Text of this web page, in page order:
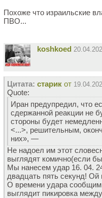
Похоже что израильские
ПВО...
koshkoed
Цитата: старик от
Quote:
Иран предупредил, что
сдержанной реакции не
стороны будет
<...>, решительным,
них», —
Не надоел им этот
выглядят комично(если
Мы нанесем удар 16. 04.
двадцать пять секунд!
О времени удара
выглядит пикировка